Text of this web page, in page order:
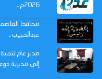
2026م..
محافظ
عبدالحبيب..
مدير عام
إلى مديرية